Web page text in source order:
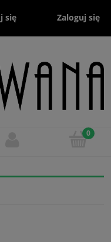
się Zaloguj się